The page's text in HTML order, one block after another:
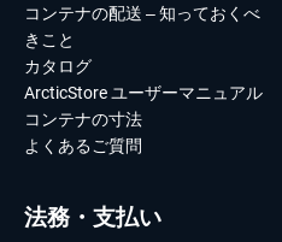
コンテナの配送 – 知っておくべ
きこと
カタログ
ArcticStore ユーザーマニュアル
コンテナの寸法
よくあるご質問
法務・支払い